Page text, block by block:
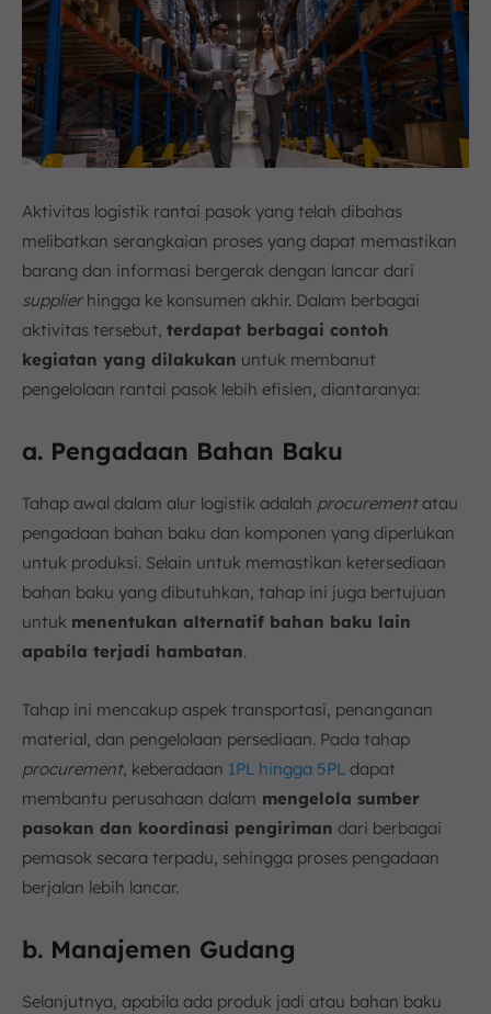
Aktivitas logistik rantai pasok yang telah dibahas
melibatkan serangkaian proses yang dapat memastikan
barang dan informasi bergerak dengan lancar dari
supplierhingga ke konsumen akhir. Dalam berbagai
aktivitas tersebut, terdapat berbagai contoh
kegiatan yang dilakukan untuk membanut
pengelolaan rantai pasok lebih efisien, diantaranya:
a. Pengadaan Bahan Baku
Tahap awal dalam alur logistik adalah procurementatau
pengadaan bahan baku dan komponen yang diperlukan
untuk produksi. Selain untuk memastikan ketersediaan
bahan baku yang dibutuhkan, tahap ini juga bertujuan
untuk menentukan alternatif bahan baku lain
apabila terjadi hambatan.
Tahap ini mencakup aspek transportasi, penanganan
material, dan pengelolaan persediaan. Pada tahap
procurement, keberadaan 1PL hingga 5PL dapat
membantu perusahaan dalam mengelola sumber
pasokan dan koordinasi pengiriman dari berbagai
pemasok secara terpadu, sehingga proses pengadaan
berjalan lebih lancar.
b. Manajemen Gudang
Selanjutnya, apabila ada produk jadi atau bahan baku